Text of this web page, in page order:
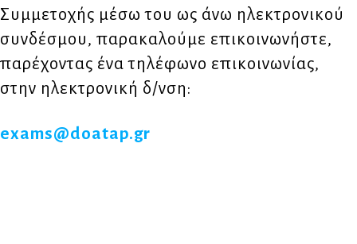
Συμμετοχής μέσω του ως άνω ηλεκτρονικού
συνδέσμου, παρακαλούμε επικοινωνήστε,
παρέχοντας ένα τηλέφωνο επικοινωνίας,
στην ηλεκτρονική δ/νση:
exams@doatap.gr